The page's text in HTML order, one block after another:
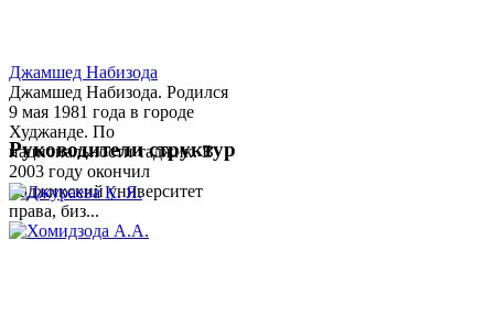
Джамшед Набизода
Джамшед Набизода. Родился
9 мая 1981 года в городе
Худжанде. По
национальности таджик. В
2003 году окончил
Таджикский университет
права, биз...
Руководители структур